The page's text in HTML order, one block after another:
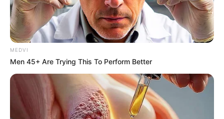
สีมงคล
แจกตาราง สีมงคลตามราศี 2569 ประจำ
เดือนสิงหาคม โดย อ.รักษ์ เลขเด็ด
MEDVI
Men 45+ Are Trying This To Perform Better